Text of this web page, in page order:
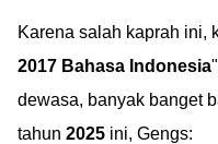
Karena salah kaprah ini,
2017 Bahasa Indonesia
dewasa, banyak banget
tahun 2025 ini, Gengs: